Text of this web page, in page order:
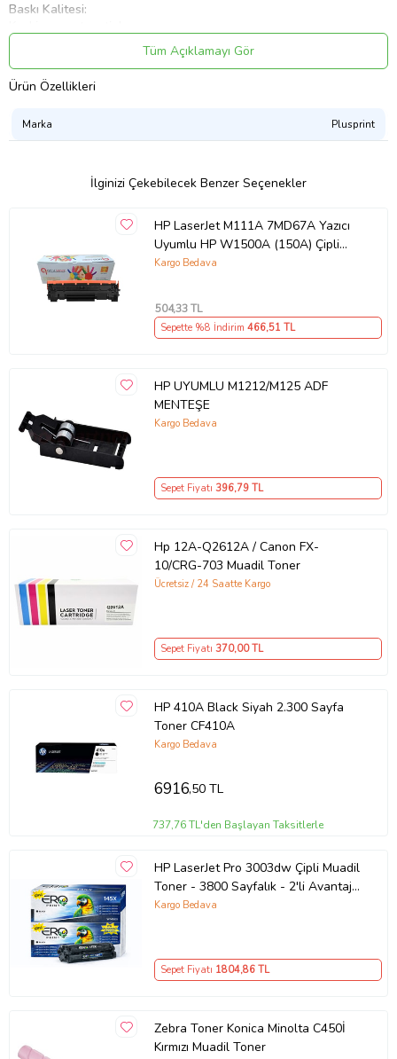
Baskı Kalitesi:
Canlı ve profesyonel görünüme sahip belgeler.
Ekonomik maliyet.
Uzun süreli kullanım.
Kullanım Alanı:
Yoğun baskı ihtiyacı olan ofisler, işletmeler ve
matbaalar için uygundur.
Ürün Kodu:kcm64142622
Tüm Açıklamayı Gör
Ürün Özellikleri
Marka Plusprint
İlginizi Çekebilecek Benzer Seçenekler
HP LaserJet M111A 7MD67A Yazıcı
Uyumlu HP W1500A (150A) Çipli
Muadil Toner (Siyah)
Kargo Bedava
504,33 TL
Sepette %8 İndirim 466,51 TL
HP UYUMLU M1212/M125 ADF
MENTEŞE
Kargo Bedava
Sepet Fiyatı 396,79 TL
Hp 12A-Q2612A / Canon FX-
10/CRG-703 Muadil Toner
Ücretsiz / 24 Saatte Kargo
Sepet Fiyatı 370,00 TL
HP 410A Black Siyah 2.300 Sayfa
Toner CF410A
Kargo Bedava
6916,50 TL
737,76 TL'den Başlayan Taksitlerle
HP LaserJet Pro 3003dw Çipli Muadil
Toner - 3800 Sayfalık - 2'li Avantaj
Paket
Kargo Bedava
Sepet Fiyatı 1804,86 TL
Zebra Toner Konica Minolta C450İ
Kırmızı Muadil Toner